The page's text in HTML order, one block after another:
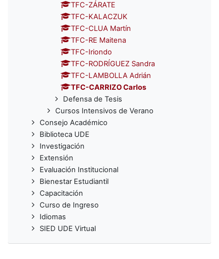
TFC-ZÁRATE
TFC-KALACZUK
TFC-CLUA Martín
TFC-RE Maitena
TFC-Iriondo
TFC-RODRÍGUEZ Sandra
TFC-LAMBOLLA Adrián
TFC-CARRIZO Carlos
Defensa de Tesis
Cursos Intensivos de Verano
Consejo Académico
Biblioteca UDE
Investigación
Extensión
Evaluación Institucional
Bienestar Estudiantil
Capacitación
Curso de Ingreso
Idiomas
SIED UDE Virtual